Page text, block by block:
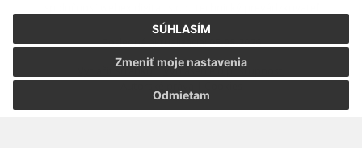
SÚHLASÍM
Odmietam
Zmeniť moje nastavenia
Posledná aktualizácia:05.08.2026
Vytlačiť stránku|Vyhlásenie o prístupnosti